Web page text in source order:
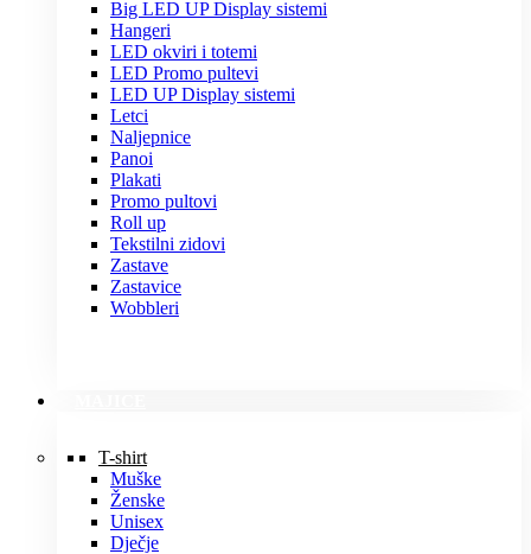
Big LED UP Display sistemi
Hangeri
LED okviri i totemi
LED Promo pultevi
LED UP Display sistemi
Letci
Naljepnice
Panoi
Plakati
Promo pultovi
Roll up
Tekstilni zidovi
Zastave
Zastavice
Wobbleri
T-shirt
Muške
Ženske
Unisex
Dječje